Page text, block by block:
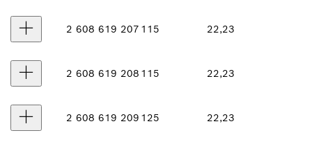
2 608 619 207 115 22,23
2 608 619 208 115 22,23
2 608 619 209 125 22,23